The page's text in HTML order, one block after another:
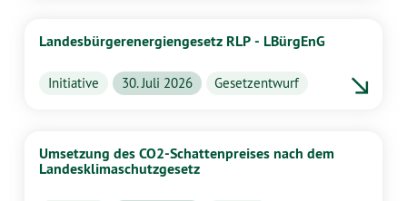
Landesbürgerenergiengesetz RLP - LBürgEnG
Initiative 30. Juli 2026 Gesetzentwurf
Umsetzung des CO2-Schattenpreises nach dem
Landesklimaschutzgesetz